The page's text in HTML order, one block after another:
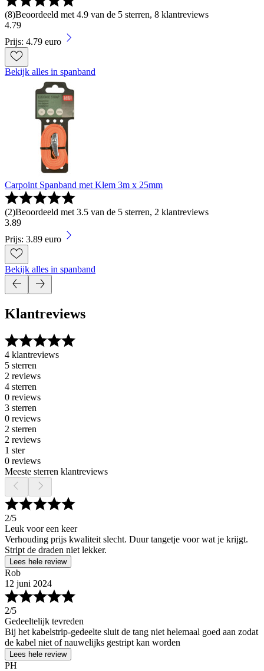
(8)Beoordeeld met 4.9 van de 5 sterren, 8 klantreviews
4.79
Prijs: 4.79 euro
Bekijk alles in spanband
Carpoint Spanband met Klem 3m x 25mm
(2)Beoordeeld met 3.5 van de 5 sterren, 2 klantreviews
3.89
Prijs: 3.89 euro
Bekijk alles in spanband
Klantreviews
4 klantreviews
5 sterren
2 reviews
4 sterren
0 reviews
3 sterren
0 reviews
2 sterren
2 reviews
1 ster
0 reviews
Meeste sterren klantreviews
2/5
Leuk voor een keer
Verhouding prijs kwaliteit slecht. Duur tangetje voor wat je krijgt.
Stript de draden niet lekker.
Lees hele review
Rob
12 juni 2024
2/5
Gedeeltelijk tevreden
Bij het kabelstrip-gedeelte sluit de tang niet helemaal goed aan zodat
de kabel niet of nauwelijks gestript kan worden
Lees hele review
PH